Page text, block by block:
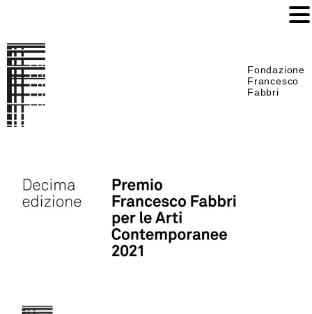
Fondazione
Francesco
Fabbri